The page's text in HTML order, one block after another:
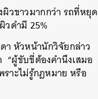
วขาวมากกว่า รถที่หยุด
ดำมี 25%
า หัวหน้านักวิจัยกล่าว
“ผู้ขับขี่ต้องคำนึงเสมอ
าะไม่รู้กฎหมาย หรือ